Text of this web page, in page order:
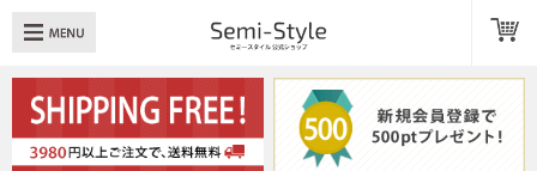
：透明扉 引き出し LED